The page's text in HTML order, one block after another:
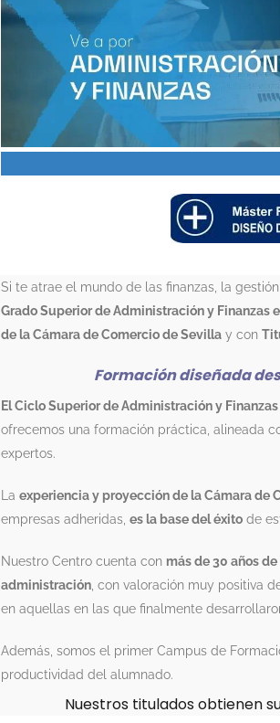
Si te atrae el mundo de las finanzas, la
Grado Superior de Administración y Finanzas
de la Cámara de Comercio de Sevilla y con
Formación diseñada
El Ciclo Superior de Administración y
ofrecemos una formación práctica, alineada
expertos.
La experiencia y proyección de la Cámara de
empresas adheridas, es la base del éxito de
Nuestro Centro cuenta con más de 30 años
administración, con valoración muy positiva
en aquellas en las que finalmente
Además, somos el primer Campus de
productividad del alumnado.
Nuestros titulados obtienen